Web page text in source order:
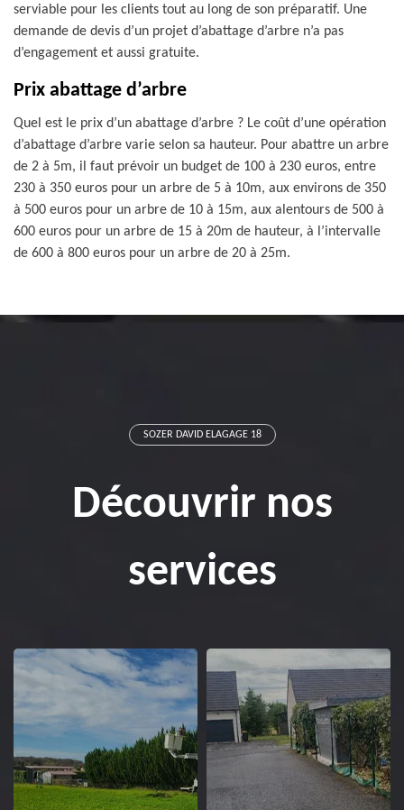
serviable pour les clients tout au long de son préparatif. Une
demande de devis d’un projet d’abattage d’arbre n’a pas
d’engagement et aussi gratuite.
Prix abattage d’arbre
Quel est le prix d’un abattage d’arbre ? Le coût d’une opération
d’abattage d’arbre varie selon sa hauteur. Pour abattre un arbre
de 2 à 5m, il faut prévoir un budget de 100 à 230 euros, entre
230 à 350 euros pour un arbre de 5 à 10m, aux environs de 350
à 500 euros pour un arbre de 10 à 15m, aux alentours de 500 à
600 euros pour un arbre de 15 à 20m de hauteur, à l’intervalle
de 600 à 800 euros pour un arbre de 20 à 25m.
SOZER DAVID ELAGAGE 18
Découvrir nos
services